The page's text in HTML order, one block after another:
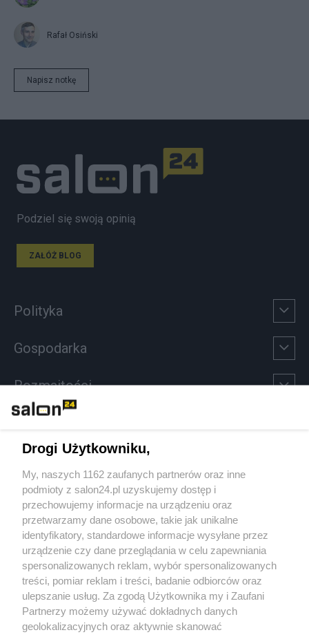
Rafał Osiński
Napisz notkę
Podziel się swoją opinią
ZAŁÓŻ BLOG
Polityka
Gospodarka
Rozmaitości
Sport
Społeczeństwo
Kultura
X Facebook Instagram Youtube
Drogi Użytkowniku,
My, naszych 1162 zaufanych partnerów oraz inne
podmioty z salon24.pl uzyskujemy dostęp i
przechowujemy informacje na urządzeniu oraz
przetwarzamy dane osobowe, takie jak unikalne
identyfikatory, standardowe informacje wysyłane przez
urządzenie czy dane przeglądania w celu zapewniania
spersonalizowanych reklam, wybór spersonalizowanych
treści, pomiar reklam i treści, badanie odbiorców oraz
ulepszanie usług. Za zgodą Użytkownika my i Zaufani
Partnerzy możemy używać dokładnych danych
geolokalizacyjnych oraz aktywnie skanować